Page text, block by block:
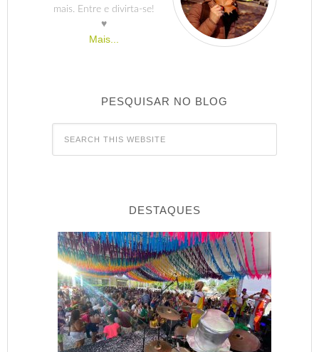
mais. Entre e divirta-se!
♥
Mais...
PESQUISAR NO BLOG
DESTAQUES